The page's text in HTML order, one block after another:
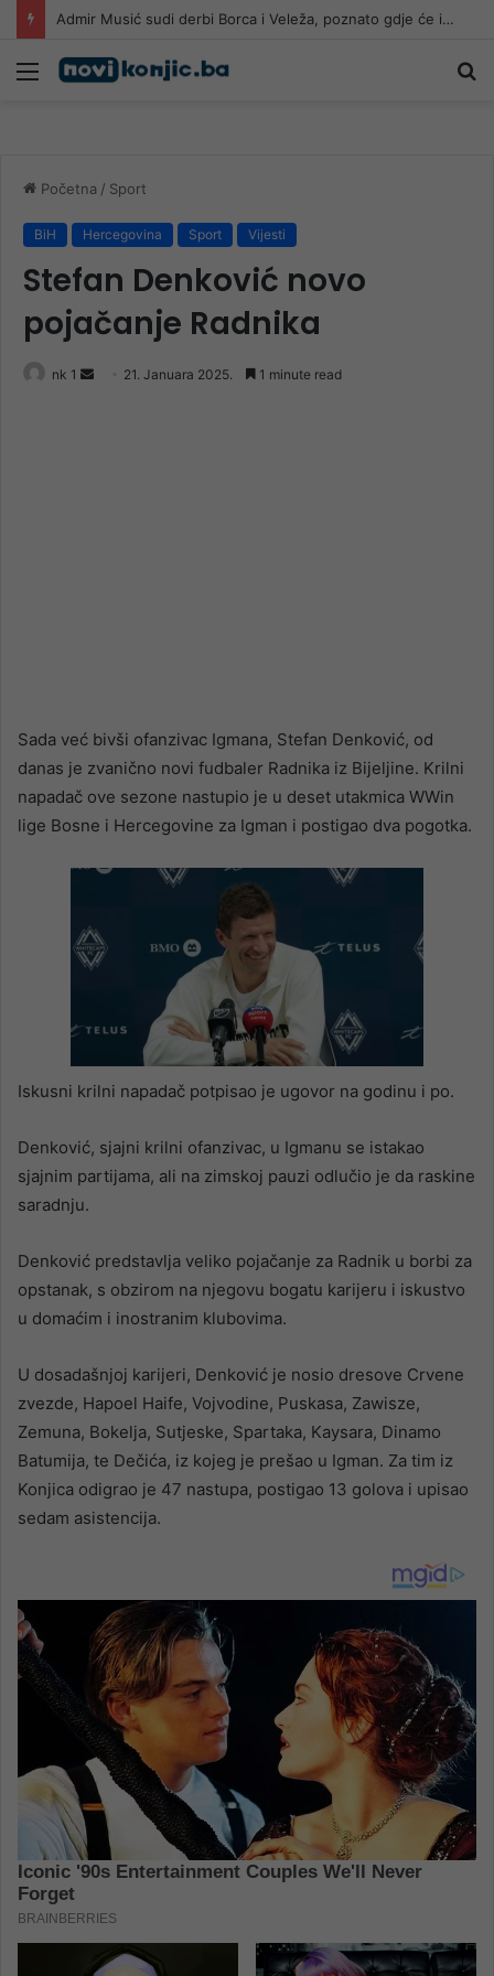
Admir Musić sudi derbi Borca i Veleža, poznato gdje će igrati Sarajevo i Radnik!
Meni
Početna / Sport
BiH Hercegovina Sport Vijesti
Stefan Denković novo
pojačanje Radnika
nk 1
Send 21. Januara 2025. 1 minute read
Sada već bivši ofanzivac Igmana, Stefan Denković, od
danas je zvanično novi fudbaler Radnika iz Bijeljine. Krilni
napadač ove sezone nastupio je u deset utakmica WWin
lige Bosne i Hercegovine za Igman i postigao dva pogotka.
Iskusni krilni napadač potpisao je ugovor na godinu i po.
Denković, sjajni krilni ofanzivac, u Igmanu se istakao
sjajnim partijama, ali na zimskoj pauzi odlučio je da raskine
saradnju.
Denković predstavlja veliko pojačanje za Radnik u borbi za
opstanak, s obzirom na njegovu bogatu karijeru i iskustvo
u domaćim i inostranim klubovima.
U dosadašnjoj karijeri, Denković je nosio dresove Crvene
zvezde, Hapoel Haife, Vojvodine, Puskasa, Zawisze,
Zemuna, Bokelja, Sutjeske, Spartaka, Kaysara, Dinamo
Batumija, te Dečića, iz kojeg je prešao u Igman. Za tim iz
Konjica odigrao je 47 nastupa, postigao 13 golova i upisao
sedam asistencija.